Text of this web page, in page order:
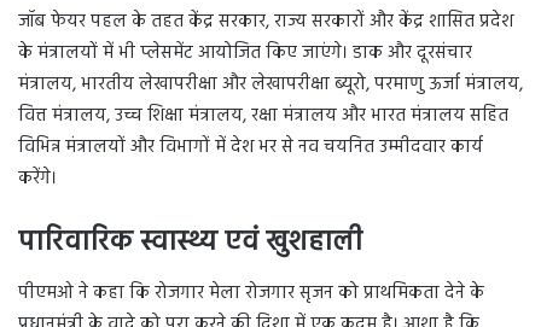
जॉब फेयर पहल के तहत केंद्र सरकार, राज्य सरकारों और केंद्र शासित प्रदेश
के मंत्रालयों में भी प्लेसमेंट आयोजित किए जाएंगे। डाक और दूरसंचार
मंत्रालय, भारतीय लेखापरीक्षा और लेखापरीक्षा ब्यूरो, परमाणु ऊर्जा मंत्रालय,
वित्त मंत्रालय, उच्च शिक्षा मंत्रालय, रक्षा मंत्रालय और भारत मंत्रालय सहित
विभिन्न मंत्रालयों और विभागों में देश भर से नव चयनित उम्मीदवार कार्य
करेंगे।
पारिवारिक स्वास्थ्य एवं खुशहाली
पीएमओ ने कहा कि रोजगार मेला रोजगार सृजन को प्राथमिकता देने के